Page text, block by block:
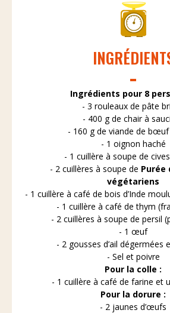
Ingrédients pour 8
- 3 rouleaux de pâte
- 400 g de chair à
- 160 g de viande de bœuf
- 1 oignon haché
- 1 cuillère à soupe de
- 2 cuillères à soupe de Purée
végétariens
- 1 cuillère à café de bois d’Inde
- 1 cuillère à café de thym
- 2 cuillères à soupe de persil
- 1 œuf
- 2 gousses d’ail dégermées
- Sel et poivre
Pour la colle :
- 1 cuillère à café de farine et
Pour la dorure :
- 2 jaunes d’œufs